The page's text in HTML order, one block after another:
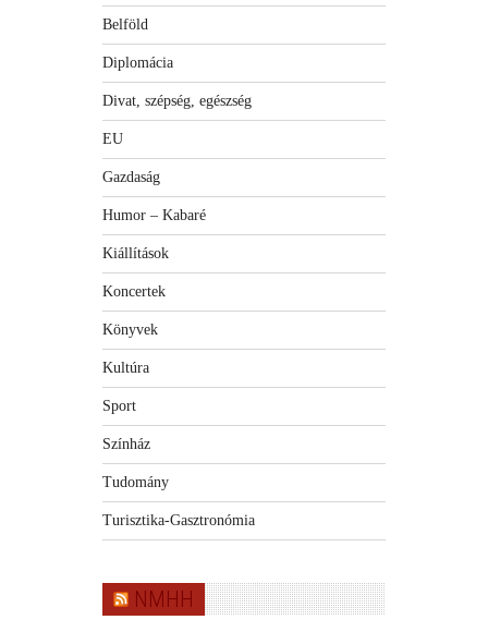
Belföld
Diplomácia
Divat, szépség, egészség
EU
Gazdaság
Humor – Kabaré
Kiállítások
Koncertek
Könyvek
Kultúra
Sport
Színház
Tudomány
Turisztika-Gasztronómia
NMHH